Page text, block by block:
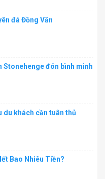
đá Đồng Văn
Stonehenge đón bình minh
du khách cần tuân thủ
Bao Nhiêu Tiền?